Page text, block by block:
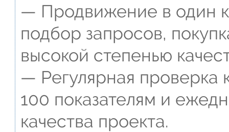
— Продвижение в один
подбор запросов,
высокой степенью
— Регулярная проверка
100 показателям и
качества проекта.